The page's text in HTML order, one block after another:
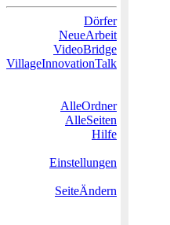
Dörfer
NeueArbeit
VideoBridge
VillageInnovationTalk
AlleOrdner
AlleSeiten
Hilfe
Einstellungen
SeiteÄndern